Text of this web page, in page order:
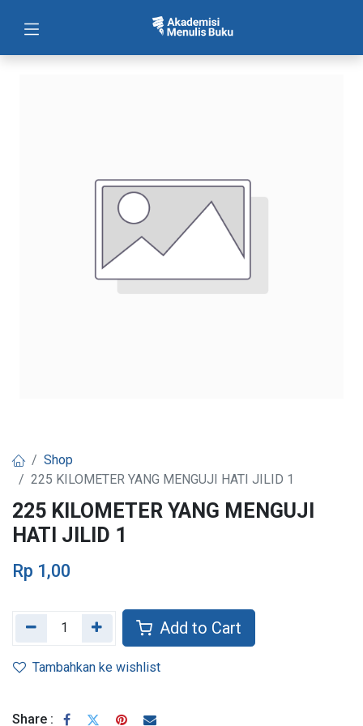
Shop
225 KILOMETER YANG MENGUJI HATI JILID 1
225 KILOMETER YANG MENGUJI
HATI JILID 1
Rp 1,00
Add to Cart
Tambahkan ke wishlist
Share :